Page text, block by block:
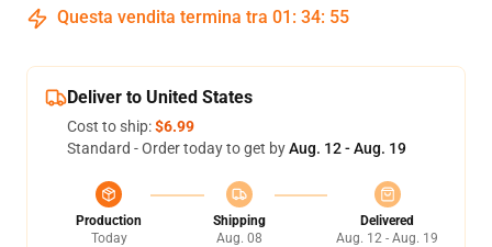
Questa vendita termina tra 01 : 34: 54
Deliver to United States
Cost to ship:$6.99
Standard - Order today to get byAug. 12 - Aug. 19
Production
Today
Shipping
Aug. 08
Delivered
Aug. 12 - Aug. 19